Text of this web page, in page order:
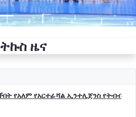
ትኩስ ዜና
የአለም የአርተፊሻል ኢንተሊጀንስ የትብብር